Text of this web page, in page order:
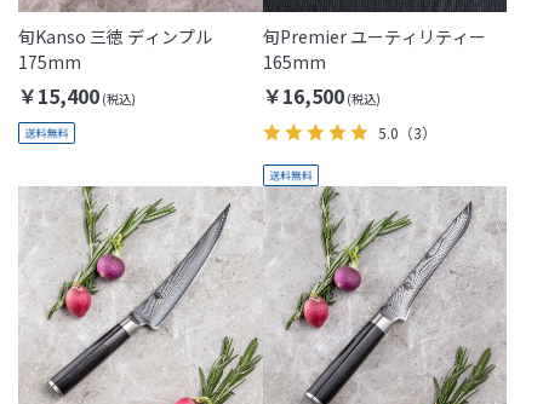
旬Kanso 三徳 ディンプル
175mm
￥15,400
旬Premier ユーティリティー
165mm
￥16,500
5.0 （3）